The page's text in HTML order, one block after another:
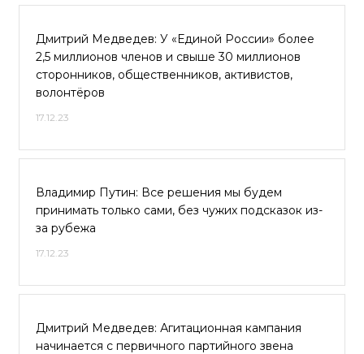
Дмитрий Медведев: У «Единой России» более
2,5 миллионов членов и свыше 30 миллионов
сторонников, общественников, активистов,
волонтёров
17.12.23
Владимир Путин: Все решения мы будем
принимать только сами, без чужих подсказок из-
за рубежа
17.12.23
Дмитрий Медведев: Агитационная кампания
начинается с первичного партийного звена